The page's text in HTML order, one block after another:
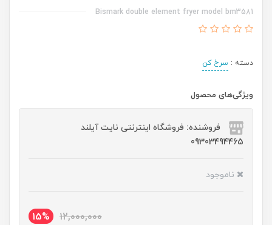
Bismark double element fryer model bm3581
دسته : سرخ کن
ویژگی‌های محصول
فروشنده: فروشگاه اینترنتی نایت آیلند
09303494465
ناموجود
12,000,000
15%